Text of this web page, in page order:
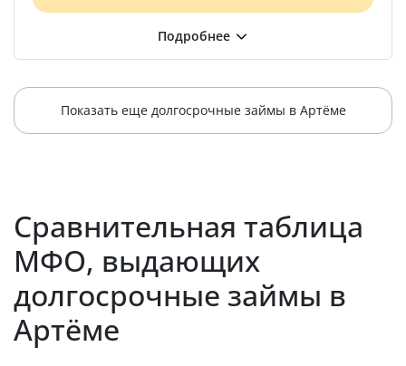
Показать еще долгосрочные займы в Артёме
Сравнительная таблица
МФО, выдающих
долгосрочные займы в
Артёме